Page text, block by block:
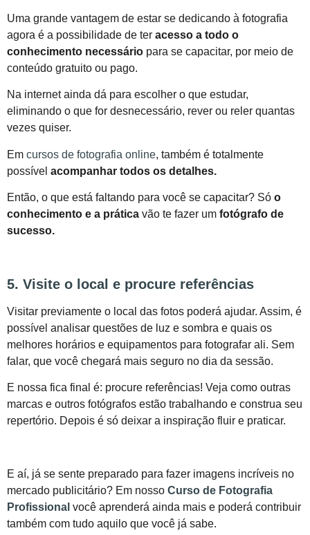
Uma grande vantagem de estar se dedicando à fotografia
agora é a possibilidade de ter acesso a todo o
conhecimento necessário para se capacitar, por meio de
conteúdo gratuito ou pago.
Na internet ainda dá para escolher o que estudar,
eliminando o que for desnecessário, rever ou reler quantas
vezes quiser.
Em cursos de fotografia online, também é totalmente
possível acompanhar todos os detalhes.
Então, o que está faltando para você se capacitar? Só o
conhecimento e a prática vão te fazer um fotógrafo de
sucesso.
5. Visite o local e procure referências
Visitar previamente o local das fotos poderá ajudar. Assim, é
possível analisar questões de luz e sombra e quais os
melhores horários e equipamentos para fotografar ali. Sem
falar, que você chegará mais seguro no dia da sessão.
E nossa fica final é: procure referências! Veja como outras
marcas e outros fotógrafos estão trabalhando e construa seu
repertório. Depois é só deixar a inspiração fluir e praticar.
E aí, já se sente preparado para fazer imagens incríveis no
mercado publicitário? Em nosso Curso de Fotografia
Profissional você aprenderá ainda mais e poderá contribuir
também com tudo aquilo que você já sabe.